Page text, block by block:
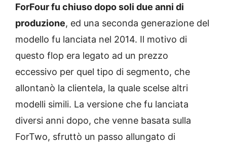
ForFour fu chiuso dopo soli due anni di
produzione, ed una seconda generazione del
modello fu lanciata nel 2014. Il motivo di
questo flop era legato ad un prezzo
eccessivo per quel tipo di segmento, che
allontanò la clientela, la quale scelse altri
modelli simili. La versione che fu lanciata
diversi anni dopo, che venne basata sulla
ForTwo, sfruttò un passo allungato di